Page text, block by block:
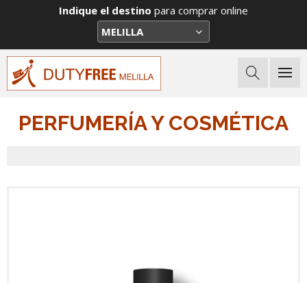
Indique el destino para comprar online
PERFUMERÍA Y COSMÉTICA